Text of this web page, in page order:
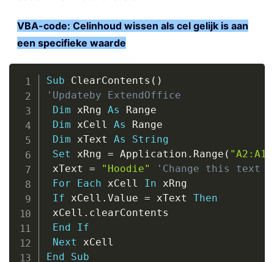
VBA-code: Celinhoud wissen als cel gelijk is aan
een specifieke waarde
Sub ClearContents ( )
'Updateby ExtendOffice
Dim xRng As Range
Dim xCell As Range
Dim xText As
String
Set xRng = Application . Range (
xText = "Hoodie"
'Change this text
For
Each xCell In xRng
If xCell . Value = xText Then
xCell . clearContents
End
If
Next
End
Sub